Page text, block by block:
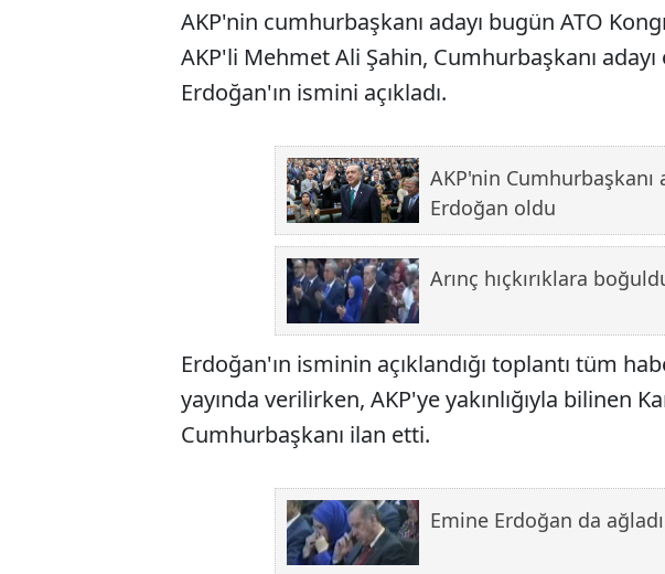
AKP'nin cumhurbaşkanı adayı bugün ATO
AKP'li Mehmet Ali Şahin, Cumhurbaşkanı
Erdoğan'ın ismini açıkladı.
AKP'nin Cumhurbaşkanı
Erdoğan oldu
Arınç hıçkırıklara
Erdoğan'ın isminin açıklandığı toplantı tüm
yayında verilirken, AKP'ye yakınlığıyla bilinen
Cumhurbaşkanı ilan etti.
Emine Erdoğan da ağladı